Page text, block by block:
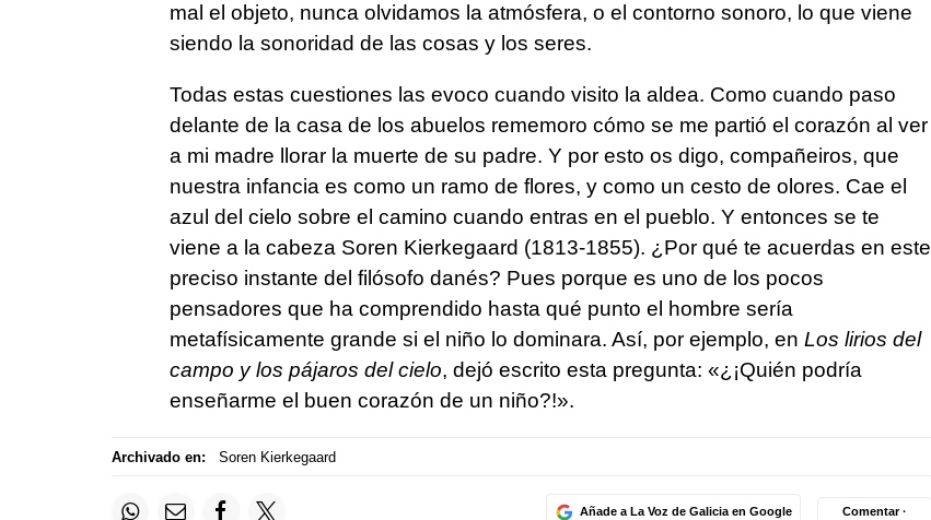
mal el objeto, nunca olvidamos la atmósfera, o el contorno sonoro, lo que viene
siendo la sonoridad de las cosas y los seres.
Todas estas cuestiones las evoco cuando visito la aldea. Como cuando paso
delante de la casa de los abuelos rememoro cómo se me partió el corazón al ver
a mi madre llorar la muerte de su padre. Y por esto os digo, compañeiros, que
nuestra infancia es como un ramo de flores, y como un cesto de olores. Cae el
azul del cielo sobre el camino cuando entras en el pueblo. Y entonces se te
viene a la cabeza Soren Kierkegaard (1813-1855). ¿Por qué te acuerdas en este
preciso instante del filósofo danés? Pues porque es uno de los pocos
pensadores que ha comprendido hasta qué punto el hombre sería
metafísicamente grande si el niño lo dominara. Así, por ejemplo, en Los lirios del
campo y los pájaros del cielo, dejó escrito esta pregunta: «¿¡Quién podría
enseñarme el buen corazón de un niño?!».
Archivado en: Soren Kierkegaard
Añade a La Voz de Galicia en Google Comentar ·